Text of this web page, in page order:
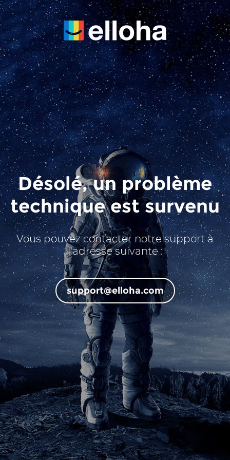
Désolé, un problème
technique est survenu
Vous pouvez contacter notre support à
l'adresse suivante :
support@elloha.com